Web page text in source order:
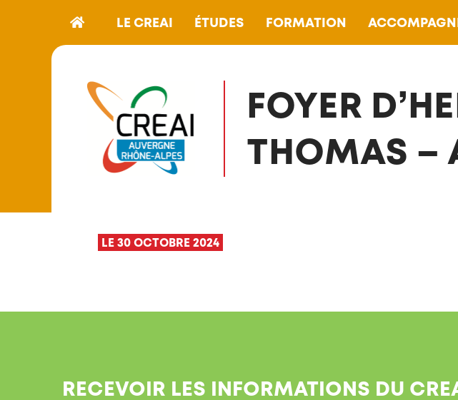
LE CREAI ÉTUDES FORMATION
FOYER
THOMAS –
LE 30 OCTOBRE 2024
RECEVOIR LES INFORMATIONS DU